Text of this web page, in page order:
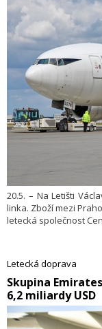
20.5. – Na Letišti
linka. Zboží mezi
letecká společnost
Letecká doprava
​Skupina
6,2 miliardy USD